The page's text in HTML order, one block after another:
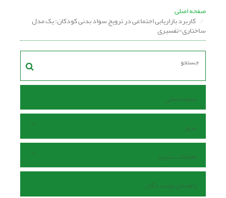
صفحه اصلی
کاربرد بازاریابی اجتماعی در ترویج سواد بدنی کودکان: یک مدل
ساختاری-تفسیری
صفحه اصلی
مرور
اطلاعات نشریه
راهنمای نویسندگان